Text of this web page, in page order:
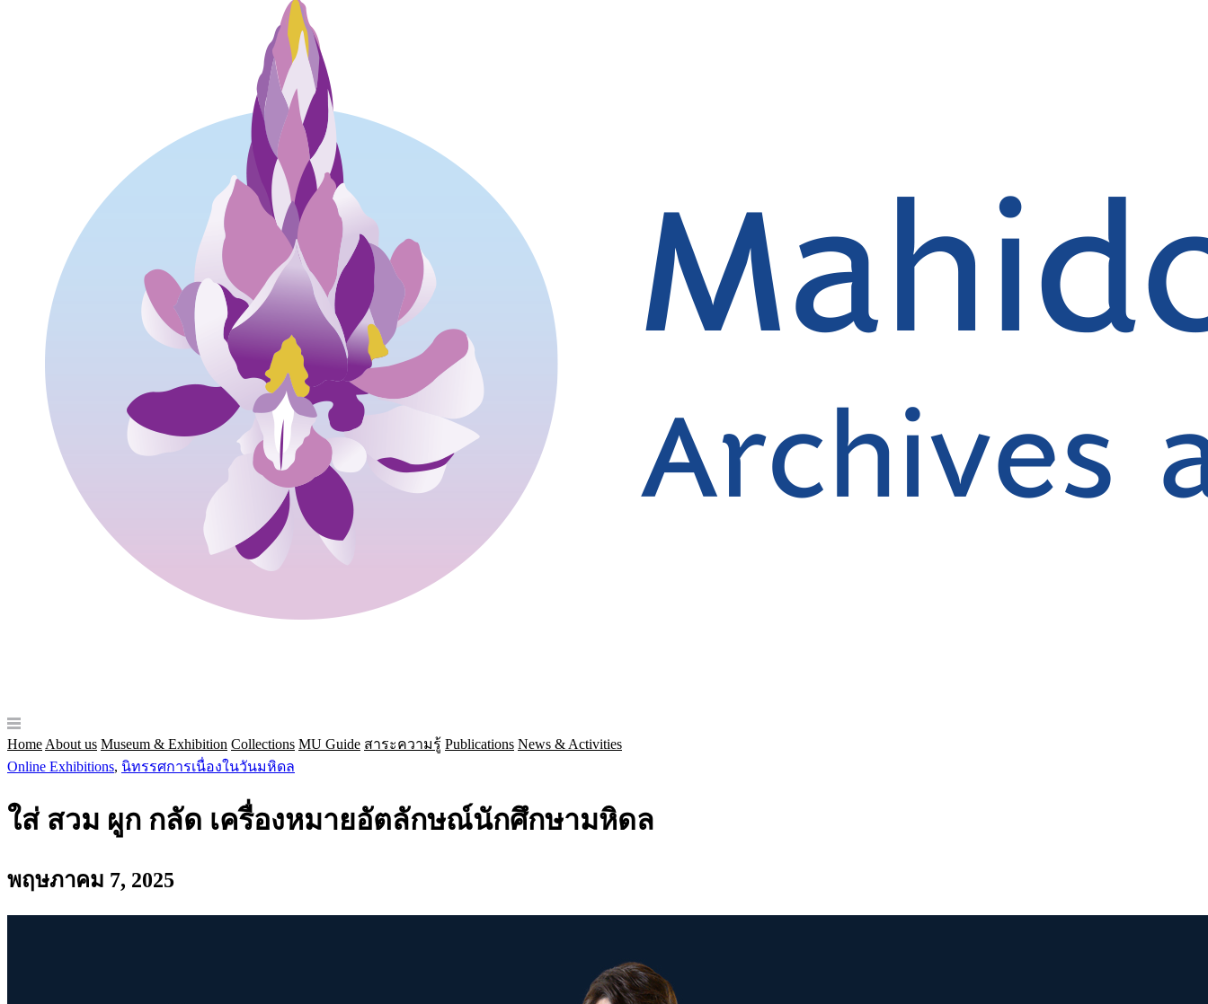
Home About us Museum & Exhibition Collections MU Guide สาระความรู้ Publications News & Activities
Online Exhibitions, นิทรรศการเนื่องในวันมหิดล
ใส่ สวม ผูก กลัด เครื่องหมายอัตลักษณ์นักศึกษามหิดล
พฤษภาคม 7, 2025